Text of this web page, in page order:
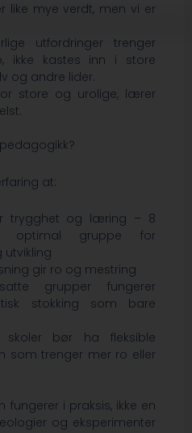
like mye verdt, men vi er
utfordringer trenger
ikke kastes inn i store
og andre lider.
store og urolige, lærer
at:
trygghet og læring – 8
gruppe for
utvikling
gir ro og mestring
grupper fungerer
stokking som bare
skoler bør ha fleksible
som trenger mer ro eller
fungerer i praksis, ikke en
og eksperimenter